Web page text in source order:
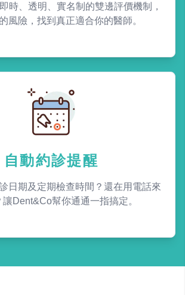
時、透明、實名制的雙邊評價機制，
風險，找到真正適合你的醫師。
自動約診提醒
日期及定期檢查時間？還在用電話來
讓Dent&Co幫你通通一指搞定。